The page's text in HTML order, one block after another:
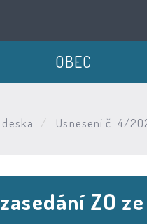
OBEC
Usnesení č. 4/
ZO